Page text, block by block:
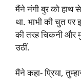
मैंने नंगी बुर को हाथ
था. भाभी की चुत
की तरह चिकनी और
उठीं.
मैंने कहा- प्रिया,